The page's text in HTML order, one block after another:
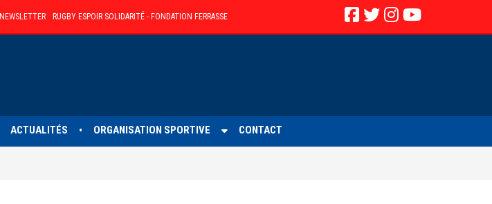
NEWSLETTER RUGBY ESPOIR SOLIDARITÉ - FONDATION FERRASSE
ACTUALITÉS • ORGANISATION SPORTIVE CONTACT